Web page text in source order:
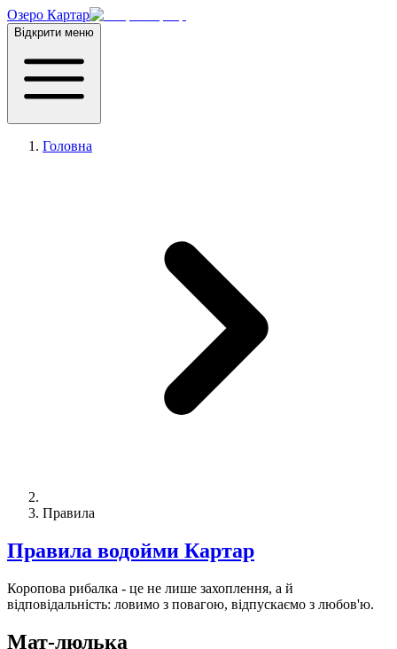
Озеро Картар
Відкрити меню
Головна
Правила
Правила водойми Картар
Коропова рибалка - це не лише захоплення, а й
відповідальність: ловимо з повагою, відпускаємо з любов'ю.
Мат-люлька